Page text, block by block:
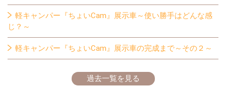
軽キャンパー『ちょいCam』展示車～使い勝手はどんな感
じ？～
軽キャンパー『ちょいCam』展示車の完成まで～その２～
過去一覧を見る